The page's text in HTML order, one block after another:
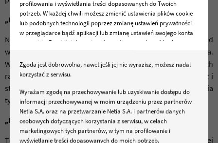
profilowania i wyświetlania treści dopasowanych do Twoich
potrzeb. W każdej chwili możesz zmienić ustawienia plików cookie
lub podobnych technologii poprzez zmianę ustawień prywatności
w przeglądarce bądź aplikacji lub zmianę ustawień swojego konta
w serwisie. Pamiętaj, że zmiana ta może spowodować brak
Dane osobowe dotyczące korzystania z serwisu, w tym
zapisywane i odczytywane z plików cookie lub podobnych
technologii będą przetwarzane w celu zapewnienia dostępu do
serwisu, w celach marketingowych, w tym profilowania, w celach
wewnętrznych związanych ze świadczeniem usług oraz
prowadzeniem działalności gospodarczej, w tym dowodowych,
analitycznych i statystycznych, wykrywania i eliminowania
nadużyć oraz w celu wykonywania obowiązków wynikających z
Zgoda jest dobrowolna, nawet jeśli jej nie wyrazisz, możesz nadal
korzystać z serwisu.
Wyrażam zgodę na przechowywanie lub uzyskiwanie dostępu do
informacji przechowywanej w moim urządzeniu przez partnerów
Netia S.A. oraz na przetwarzanie Netia S.A. i partnerów danych
osobowych dotyczących korzystania z serwisu, w celach
marketingowych tych partnerów, w tym na profilowanie i
wyświetlanie treści dopasowanych do moich potrzeb.
„Renifer Niko Ratuje Święta”
Niko jest małym reniferem, który ratuje inne zwierzęta przed
wilkami i ich zakusami zniszczenia Świąt Bożego Narodzenia.
Wódz wilków wraz ze swoim stadem chce pozbawić wszystkich
radości, więc Niko musi odnaleźć tatę, którego nigdy nie znał i
stawić czoło swoim przeciwnikom. Myślicie, że jest to historia
tylko dla dzieci? Nic bardziej mylnego, przekonajcie się sami!
„Królowie Życia”
Ten dramat z 2000 roku został nakręcony na podstawie pięknej